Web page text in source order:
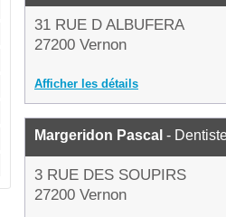
31 RUE D ALBUFERA
27200 Vernon
Afficher les détails
Margeridon Pascal -
3 RUE DES SOUPIRS
27200 Vernon